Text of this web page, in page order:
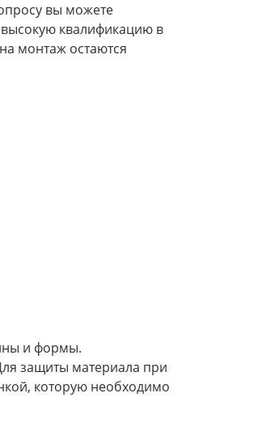
вы можете
квалификацию в
монтаж остаются
и формы.
защиты материала при
которую необходимо